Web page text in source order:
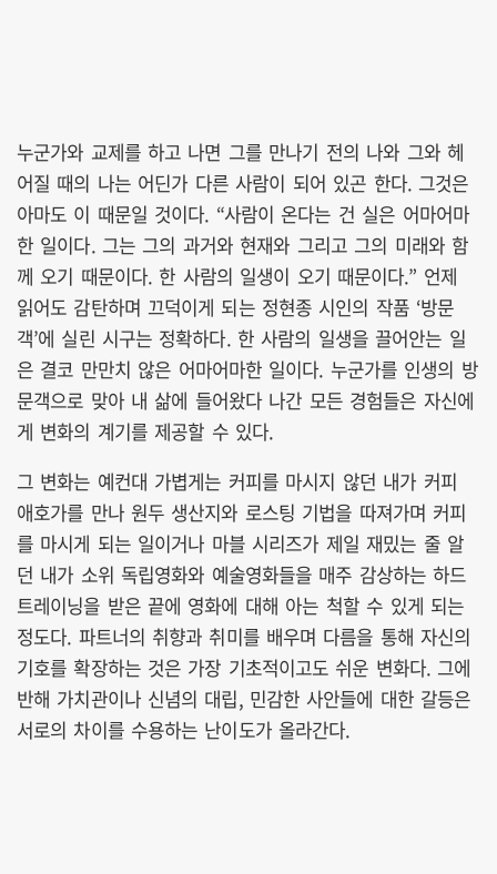
누군가와 교제를 하고 나면 그를 만나기 전의 나와 그와 헤
어질 때의 나는 어딘가 다른 사람이 되어 있곤 한다. 그것은
아마도 이 때문일 것이다. “사람이 온다는 건 실은 어마어마
한 일이다. 그는 그의 과거와 현재와 그리고 그의 미래와 함
께 오기 때문이다. 한 사람의 일생이 오기 때문이다.” 언제
읽어도 감탄하며 끄덕이게 되는 정현종 시인의 작품 ‘방문
객’에 실린 시구는 정확하다. 한 사람의 일생을 끌어안는 일
은 결코 만만치 않은 어마어마한 일이다. 누군가를 인생의 방
문객으로 맞아 내 삶에 들어왔다 나간 모든 경험들은 자신에
게 변화의 계기를 제공할 수 있다.
그 변화는 예컨대 가볍게는 커피를 마시지 않던 내가 커피
애호가를 만나 원두 생산지와 로스팅 기법을 따져가며 커피
를 마시게 되는 일이거나 마블 시리즈가 제일 재밌는 줄 알
던 내가 소위 독립영화와 예술영화들을 매주 감상하는 하드
트레이닝을 받은 끝에 영화에 대해 아는 척할 수 있게 되는
정도다. 파트너의 취향과 취미를 배우며 다름을 통해 자신의
기호를 확장하는 것은 가장 기초적이고도 쉬운 변화다. 그에
반해 가치관이나 신념의 대립, 민감한 사안들에 대한 갈등은
서로의 차이를 수용하는 난이도가 올라간다.